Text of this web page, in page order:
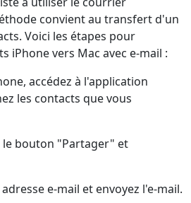
convient au transfert d'un
Voici les étapes pour
iPhone vers Mac avec e-mail :
accédez à l'application
les contacts que vous
le bouton "Partager" et
e-mail et envoyez l'e-mail.